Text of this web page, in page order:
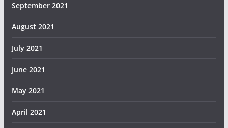
September 2021
August 2021
July 2021
June 2021
May 2021
April 2021